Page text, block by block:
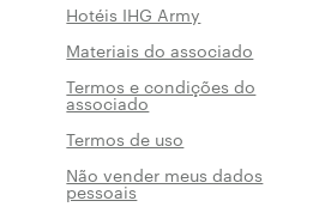
Hotéis IHG Army
Materiais do associado
Termos e condições do
associado
Termos de uso
Não vender meus dados
pessoais